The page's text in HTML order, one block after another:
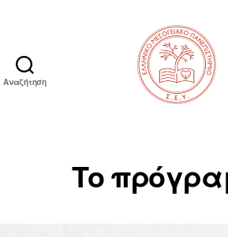
Αναζήτηση
Το